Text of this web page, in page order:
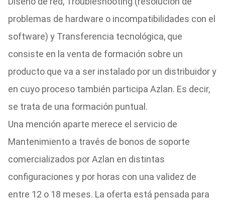
problemas de hardware o incompatibilidades con el
software) y Transferencia tecnológica, que
consiste en la venta de formación sobre un
producto que va a ser instalado por un distribuidor y
en cuyo proceso también participa Azlan. Es decir,
se trata de una formación puntual.
Una mención aparte merece el servicio de
Mantenimiento a través de bonos de soporte
comercializados por Azlan en distintas
configuraciones y por horas con una validez de
entre 12 o 18 meses. La oferta está pensada para